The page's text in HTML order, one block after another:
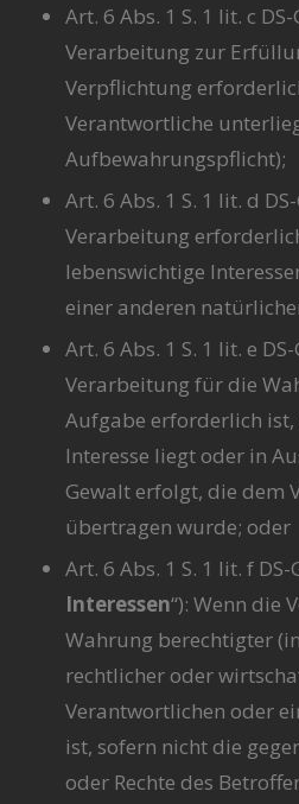
Art. 6 Abs. 1 S. 1 lit. c
Verarbeitung zur
Verpflichtung
Verantwortliche
Aufbewahrungspflicht);
Art. 6 Abs. 1 S. 1 lit. d
Verarbeitung
lebenswichtige
einer anderen
Art. 6 Abs. 1 S. 1 lit. e
Verarbeitung für die
Aufgabe erforderlich
Interesse liegt oder in
Gewalt erfolgt, die dem
übertragen wurde; oder
Art. 6 Abs. 1 S. 1 lit. f DS-
Interessen“): Wenn die
Wahrung berechtigter
rechtlicher oder
Verantwortlichen oder
ist, sofern nicht die
oder Rechte des